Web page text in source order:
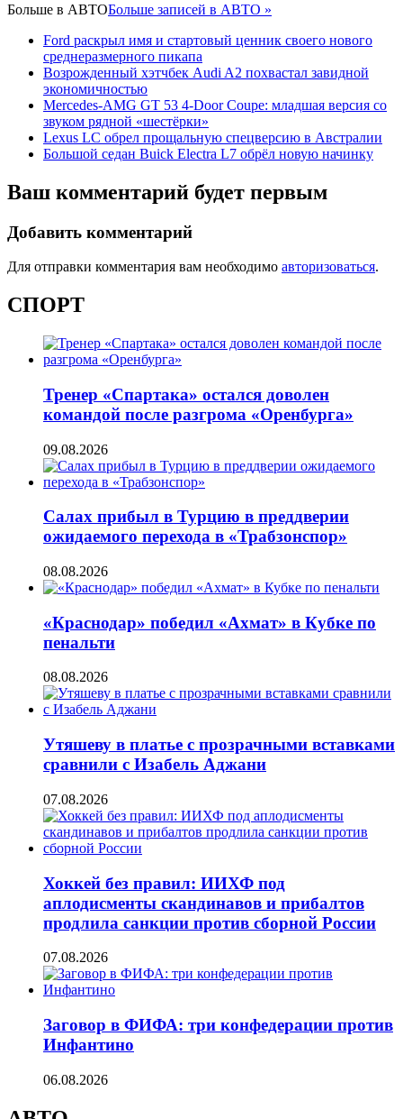
Больше в АВТОБольше записей в АВТО »
Ford раскрыл имя и стартовый ценник своего нового
среднеразмерного пикапа
Возрожденный хэтчбек Audi A2 похвастал завидной
экономичностью
Mercedes-AMG GT 53 4-Door Coupe: младшая версия со
звуком рядной «шестёрки»
Lexus LC обрел прощальную спецверсию в Австралии
Большой седан Buick Electra L7 обрёл новую начинку
Ваш комментарий будет первым
Добавить комментарий
Для отправки комментария вам необходимо авторизоваться.
СПОРТ
Тренер «Спартака» остался доволен
командой после разгрома «Оренбурга»
09.08.2026
Салах прибыл в Турцию в преддверии
ожидаемого перехода в «Трабзонспор»
08.08.2026
«Краснодар» победил «Ахмат» в Кубке по
пенальти
08.08.2026
Утяшеву в платье с прозрачными вставками
сравнили с Изабель Аджани
07.08.2026
Хоккей без правил: ИИХФ под
аплодисменты скандинавов и прибалтов
продлила санкции против сборной России
07.08.2026
Заговор в ФИФА: три конфедерации против
Инфантино
06.08.2026